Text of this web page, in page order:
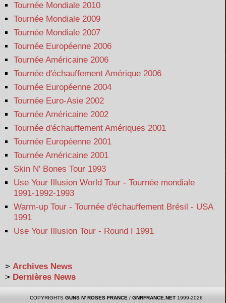
Tournée Mondiale 2010
Tournée Mondiale 2009
Tournée Mondiale 2007
Tournée Européenne 2006
Tournée Américaine 2006
Tournée d'échauffement Amérique 2006
Tournée Européenne 2004
Tournée Euro-Asie 2002
Tournée Américaine 2002
Tournée d'échauffement Amériques 2001
Tournée Européenne 2001
Tournée Américaine 2001
Skin N' Bones Tour 1993
Use Your Illusion World Tour - Tournée mondiale
1991-1992-1993
Warm-up Tour - Tournée d'échauffement Brésil - USA
1991
Use Your Illusion Tour - Round I 1991
> Archives News
> Dernières News
COPYRIGHTS GUNS N' ROSES FRANCE / GNRFRANCE.NET1999-2026